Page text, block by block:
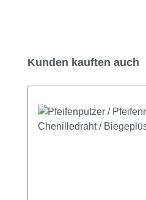
Produktgalerie überspringen
Kunden kauften auch